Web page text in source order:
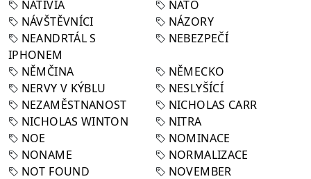
NATIVIA
NATO
NÁVŠTĚVNÍCI
NÁZORY
NEANDRTÁL S
IPHONEM
NEBEZPEČÍ
NĚMČINA
NĚMECKO
NERVY V KÝBLU
NESLYŠÍCÍ
NEZAMĚSTNANOST
NICHOLAS CARR
NICHOLAS WINTON
NITRA
NOE
NOMINACE
NONAME
NORMALIZACE
NOT FOUND
NOVEMBER